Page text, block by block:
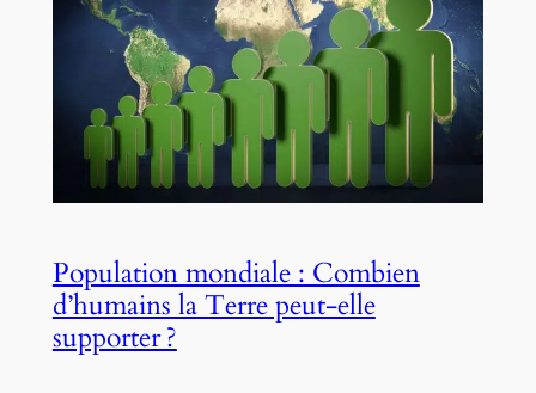
Population mondiale : Combien
d’humains la Terre peut-elle
supporter ?